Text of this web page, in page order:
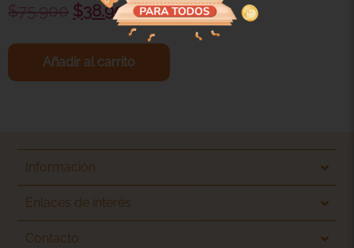
$75.900 $38.900
Añadir al carrito
Información
Enlaces de interés
Contacto